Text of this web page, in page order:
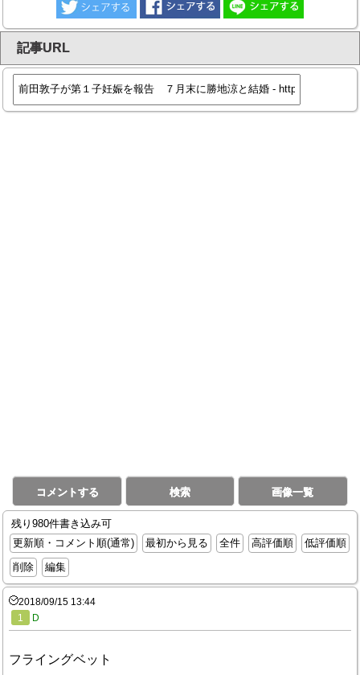
記事URL
コメントする 検索 画像一覧
残り980件書き込み可
更新順・コメント順(通常)
最初から見る 全件 高評価順
低評価順
削除
編集
2018/09/15 13:44
1
D
フライングベット